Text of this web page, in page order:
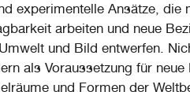
experimentelle Ansätze, die
arbeiten und neue
und Bild entwerfen.
als Voraussetzung für neue
und Formen der